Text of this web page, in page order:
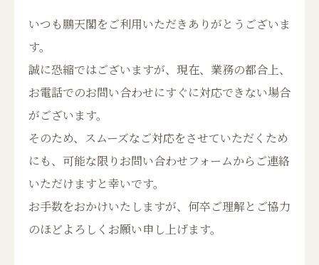
いつも鵬天閣をご利用いただきありがとうございま
す。
誠に恐縮ではございますが、現在、業務の都合上、
お電話でのお問い合わせにすぐに対応できない場合
がございます。
そのため、スムーズなご対応をさせていただくため
にも、可能な限りお問い合わせフォームからご連絡
いただけますと幸いです。
お手数をおかけいたしますが、何卒ご理解とご協力
のほどよろしくお願い申し上げます。